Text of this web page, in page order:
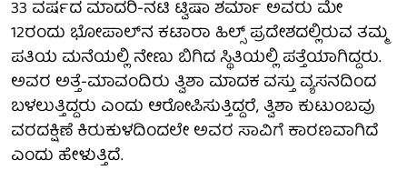
33 ವರ್ಷದ ಮಾದರಿ-ನಟಿ ಟ್ವಿಷಾ ಶರ್ಮಾ ಅವರು ಮೇ
12ರಂದು ಭೋಪಾಲ್‌ನ ಕಟಾರಾ ಹಿಲ್ಸ್ ಪ್ರದೇಶದಲ್ಲಿರುವ ತಮ್ಮ
ಪತಿಯ ಮನೆಯಲ್ಲಿ ನೇಣು ಬಿಗಿದ ಸ್ಥಿತಿಯಲ್ಲಿ ಪತ್ತೆಯಾಗಿದ್ದರು.
ಅವರ ಅತ್ತೆ-ಮಾವಂದಿರು ತ್ವಿಶಾ ಮಾದಕ ವಸ್ತು ವ್ಯಸನದಿಂದ
ಬಳಲುತ್ತಿದ್ದರು ಎಂದು ಆರೋಪಿಸುತ್ತಿದ್ದರೆ, ತ್ವಿಶಾ ಕುಟುಂಬವು
ವರದಕ್ಷಿಣೆ ಕಿರುಕುಳದಿಂದಲೇ ಅವರ ಸಾವಿಗೆ ಕಾರಣವಾಗಿದೆ
ಎಂದು ಹೇಳುತ್ತಿದೆ.